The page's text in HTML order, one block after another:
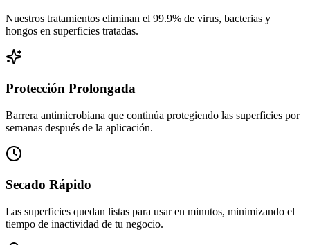
Nuestros tratamientos eliminan el 99.9% de virus, bacterias y
hongos en superficies tratadas.
Protección Prolongada
Barrera antimicrobiana que continúa protegiendo las superficies por
semanas después de la aplicación.
Secado Rápido
Las superficies quedan listas para usar en minutos, minimizando el
tiempo de inactividad de tu negocio.